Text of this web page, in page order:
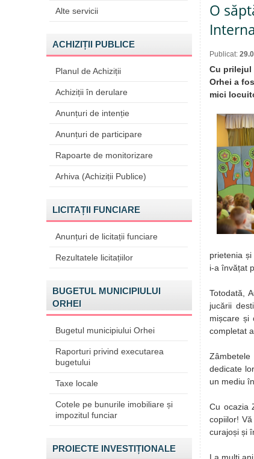
Alte servicii
ACHIZIȚII PUBLICE
Planul de Achiziții
Achiziții în derulare
Anunțuri de intenție
Anunțuri de participare
Rapoarte de monitorizare
Arhiva (Achiziții Publice)
LICITAȚII FUNCIARE
Anunțuri de licitații funciare
Rezultatele licitațiilor
BUGETUL MUNICIPIULUI
ORHEI
Bugetul municipiului Orhei
Raporturi privind executarea
bugetului
Taxe locale
Cotele pe bunurile imobiliare și
impozitul funciar
PROIECTE INVESTIȚIONALE
O
Publicat:
Cu
Orhei a
mici
prietenia
i-a învățat
Totodată,
jucării
mișcare și
completat
dedicate
un mediu
Cu ocazia
copiilor!
curajoși și